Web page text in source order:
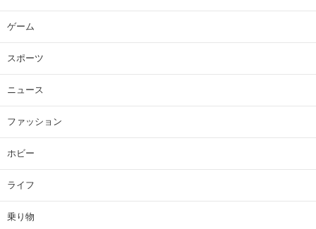
ゲーム
スポーツ
ニュース
ファッション
ホビー
ライフ
乗り物